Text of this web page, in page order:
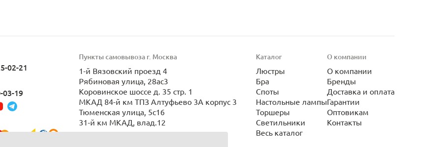
02-21
03-19
Пункты самовывоза г. Москва
1-й Вязовский проезд 4
Рябиновая улица, 28ас3
Коровинское шоссе д. 35 стр. 1
МКАД 84-й км ТПЗ Алтуфьево 3А корпус 3
Тюменская улица, 5с16
31-й км МКАД, влад.12
Каталог
Люстры
Бра
Споты
Настольные лампы
Торшеры
Светильники
Весь каталог
О компании
О компании
Бренды
Доставка и оплата
Гарантии
Оптовикам
Контакты